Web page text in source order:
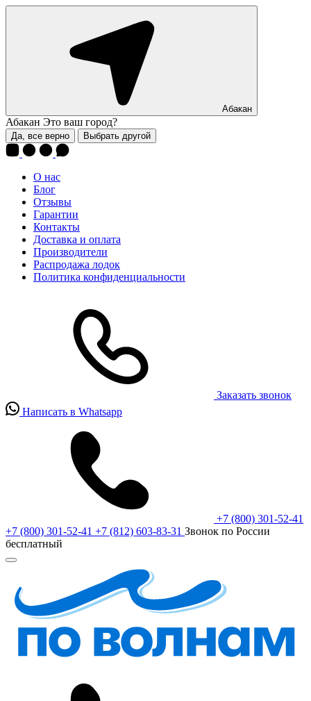
Абакан
Абакан Это ваш город?
Да, все верно Выбрать другой
О нас
Блог
Отзывы
Гарантии
Контакты
Доставка и оплата
Производители
Распродажа лодок
Политика конфиденциальности
Заказать звонок
Написать в Whatsapp
+7 (800) 301-52-41
+7 (800) 301-52-41 +7 (812) 603-83-31 Звонок по России
бесплатный